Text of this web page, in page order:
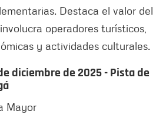
Destaca el valor del
operadores turísticos,
y actividades culturales.
diciembre de 2025 - Pista de
Mayor